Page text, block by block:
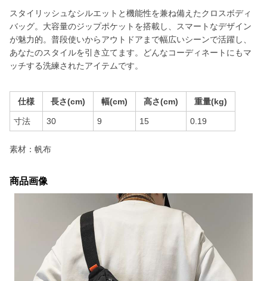
スタイリッシュなシルエットと機能性を兼ね備えたクロスボディ
バッグ。大容量のジップポケットを搭載し、スマートなデザイン
が魅力的。普段使いからアウトドアまで幅広いシーンで活躍し、
あなたのスタイルを引き立てます。どんなコーディネートにもマ
ッチする洗練されたアイテムです。
仕様 長さ(cm) 幅(cm) 高さ(cm) 重量(kg)
寸法 30 9 15 0.19
素材：帆布
商品画像